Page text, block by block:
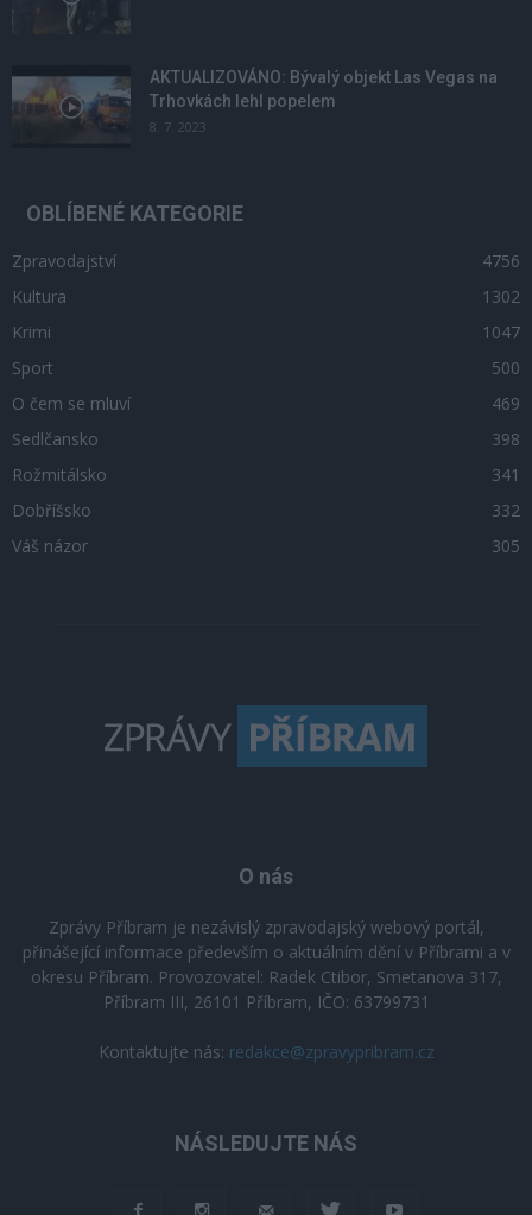
AKTUALIZOVÁNO: Bývalý objekt Las Vegas na
Trhovkách lehl popelem
8. 7. 2023
OBLÍBENÉ KATEGORIE
Zpravodajství
4756
Kultura
1302
Krimi
1047
Sport
500
O čem se mluví
469
Sedlčansko
398
Rožmitálsko
341
Dobříšsko
332
Váš názor
305
O nás
Zprávy Příbram je nezávislý zpravodajský webový portál,
přinášející informace především o aktuálním dění v Příbrami a v
okresu Příbram. Provozovatel: Radek Ctibor, Smetanova 317,
Příbram III, 26101 Příbram, IČO: 63799731
Kontaktujte nás: redakce@zpravypribram.cz
NÁSLEDUJTE NÁS